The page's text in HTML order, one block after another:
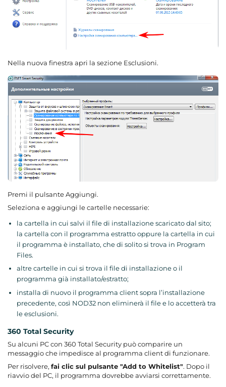
Nella nuova finestra apri la sezione Esclusioni.
Premi il pulsante Aggiungi.
Seleziona e aggiungi le cartelle necessarie:
la cartella in cui salvi il file di installazione scaricato dal sito;
la cartella con il programma estratto oppure la cartella in cui
il programma è installato, che di solito si trova in Program
Files.
altre cartelle in cui si trova il file di installazione o il
programma già installato/estratto;
installa di nuovo il programma client sopra l’installazione
precedente, così NOD32 non eliminerà il file e lo accetterà tra
le esclusioni.
360 Total Security
Su alcuni PC con 360 Total Security può comparire un
messaggio che impedisce al programma client di funzionare.
Per risolvere, fai clic sul pulsante "Add to Whitelist". Dopo il
riavvio del PC, il programma dovrebbe avviarsi correttamente.